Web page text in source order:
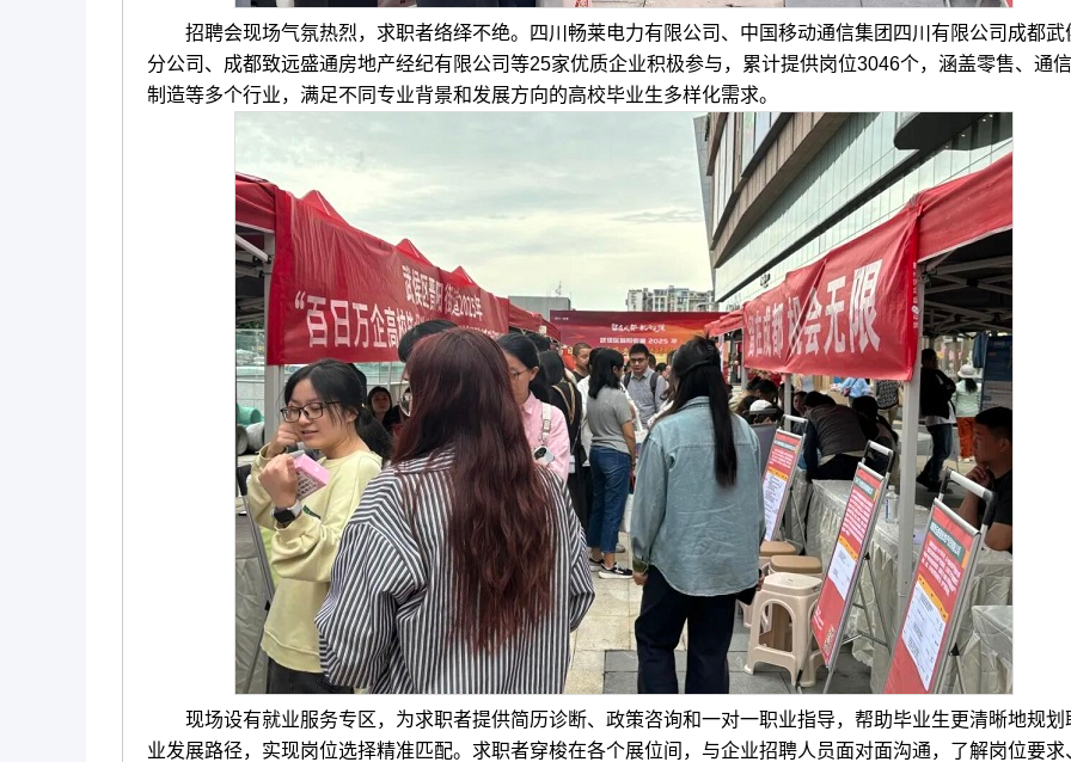
招聘会现场气氛热烈，求职者络绎不绝。四川畅莱电力有限公司、中国移动通信集团四川有限公司成都武
分公司、成都致远盛通房地产经纪有限公司等25家优质企业积极参与，累计提供岗位3046个，涵盖零售、通
制造等多个行业，满足不同专业背景和发展方向的高校毕业生多样化需求。
现场设有就业服务专区，为求职者提供简历诊断、政策咨询和一对一职业指导，帮助毕业生更清晰地规划
业发展路径，实现岗位选择精准匹配。求职者穿梭在各个展位间，与企业招聘人员面对面沟通，了解岗位要求